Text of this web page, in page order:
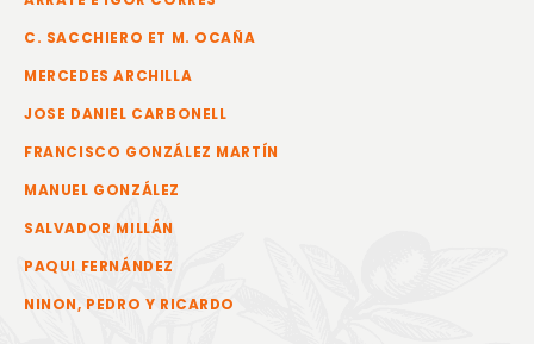
C. SACCHIERO ET M. OCAÑA
MERCEDES ARCHILLA
JOSE DANIEL CARBONELL
FRANCISCO GONZÁLEZ MARTÍN
MANUEL GONZÁLEZ
SALVADOR MILLÁN
PAQUI FERNÁNDEZ
NINON, PEDRO Y RICARDO